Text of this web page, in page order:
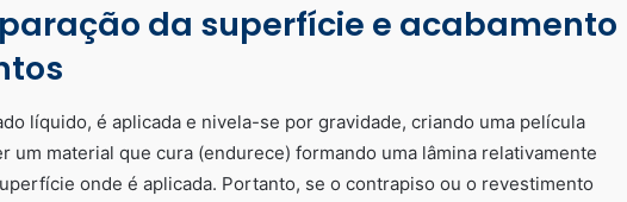
da superfície e acabamento
líquido, é aplicada e nivela-se por gravidade, criando uma película
um material que cura (endurece) formando uma lâmina relativamente
onde é aplicada. Portanto, se o contrapiso ou o revestimento